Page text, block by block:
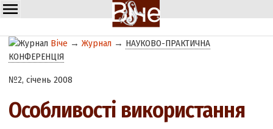
Віче →Журнал → НАУКОВО-ПРАКТИЧНА
КОНФЕРЕНЦІЯ
№2, січень 2008
Особливості використання